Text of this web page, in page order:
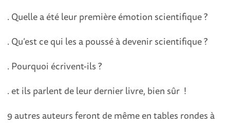
. Quelle a été leur première émotion scientifique ?
. Qu’est ce qui les a poussé à devenir scientifique ?
. Pourquoi écrivent-ils ?
. et ils parlent de leur dernier livre, bien sûr !
9 autres auteurs feront de même en tables rondes à